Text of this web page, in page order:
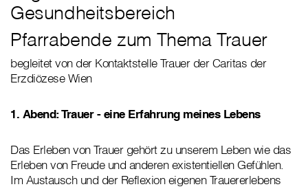
Gesundheitsbereich
Pfarrabende zum Thema Trauer
begleitet von der Kontaktstelle Trauer der Caritas der
Erzdiözese Wien
1. Abend: Trauer - eine Erfahrung meines Lebens
Das Erleben von Trauer gehört zu unserem Leben wie das
Erleben von Freude und anderen existentiellen Gefühlen.
Im Austausch und der Reflexion eigenen Trauererlebens